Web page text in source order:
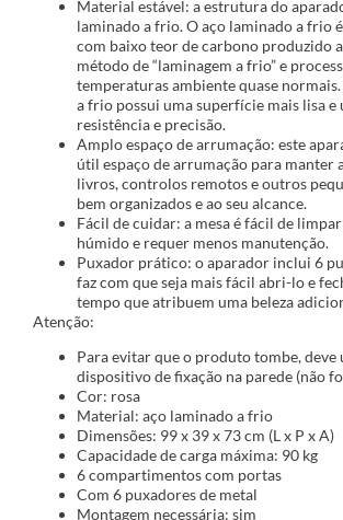
Material estável: a estrutura do
laminado a frio. O aço laminado a frio
com baixo teor de carbono produzido
método de “laminagem a frio” e
temperaturas ambiente quase
a frio possui uma superfície mais lisa e
resistência e precisão.
Amplo espaço de arrumação: este
útil espaço de arrumação para manter
livros, controlos remotos e outros
bem organizados e ao seu alcance.
Fácil de cuidar: a mesa é fácil de
húmido e requer menos manutenção.
Puxador prático: o aparador inclui 6
faz com que seja mais fácil abri-lo e
tempo que atribuem uma beleza
Atenção:
Para evitar que o produto tombe, deve
dispositivo de fixação na parede (não
Cor: rosa
Material: aço laminado a frio
Dimensões: 99 x 39 x 73 cm (L x P x A)
Capacidade de carga máxima: 90 kg
6 compartimentos com portas
Com 6 puxadores de metal
Montagem necessária: sim